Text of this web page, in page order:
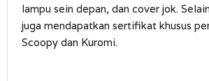
lampu sein depan, dan cover jok.
juga mendapatkan sertifikat khusus
Scoopy dan Kuromi.